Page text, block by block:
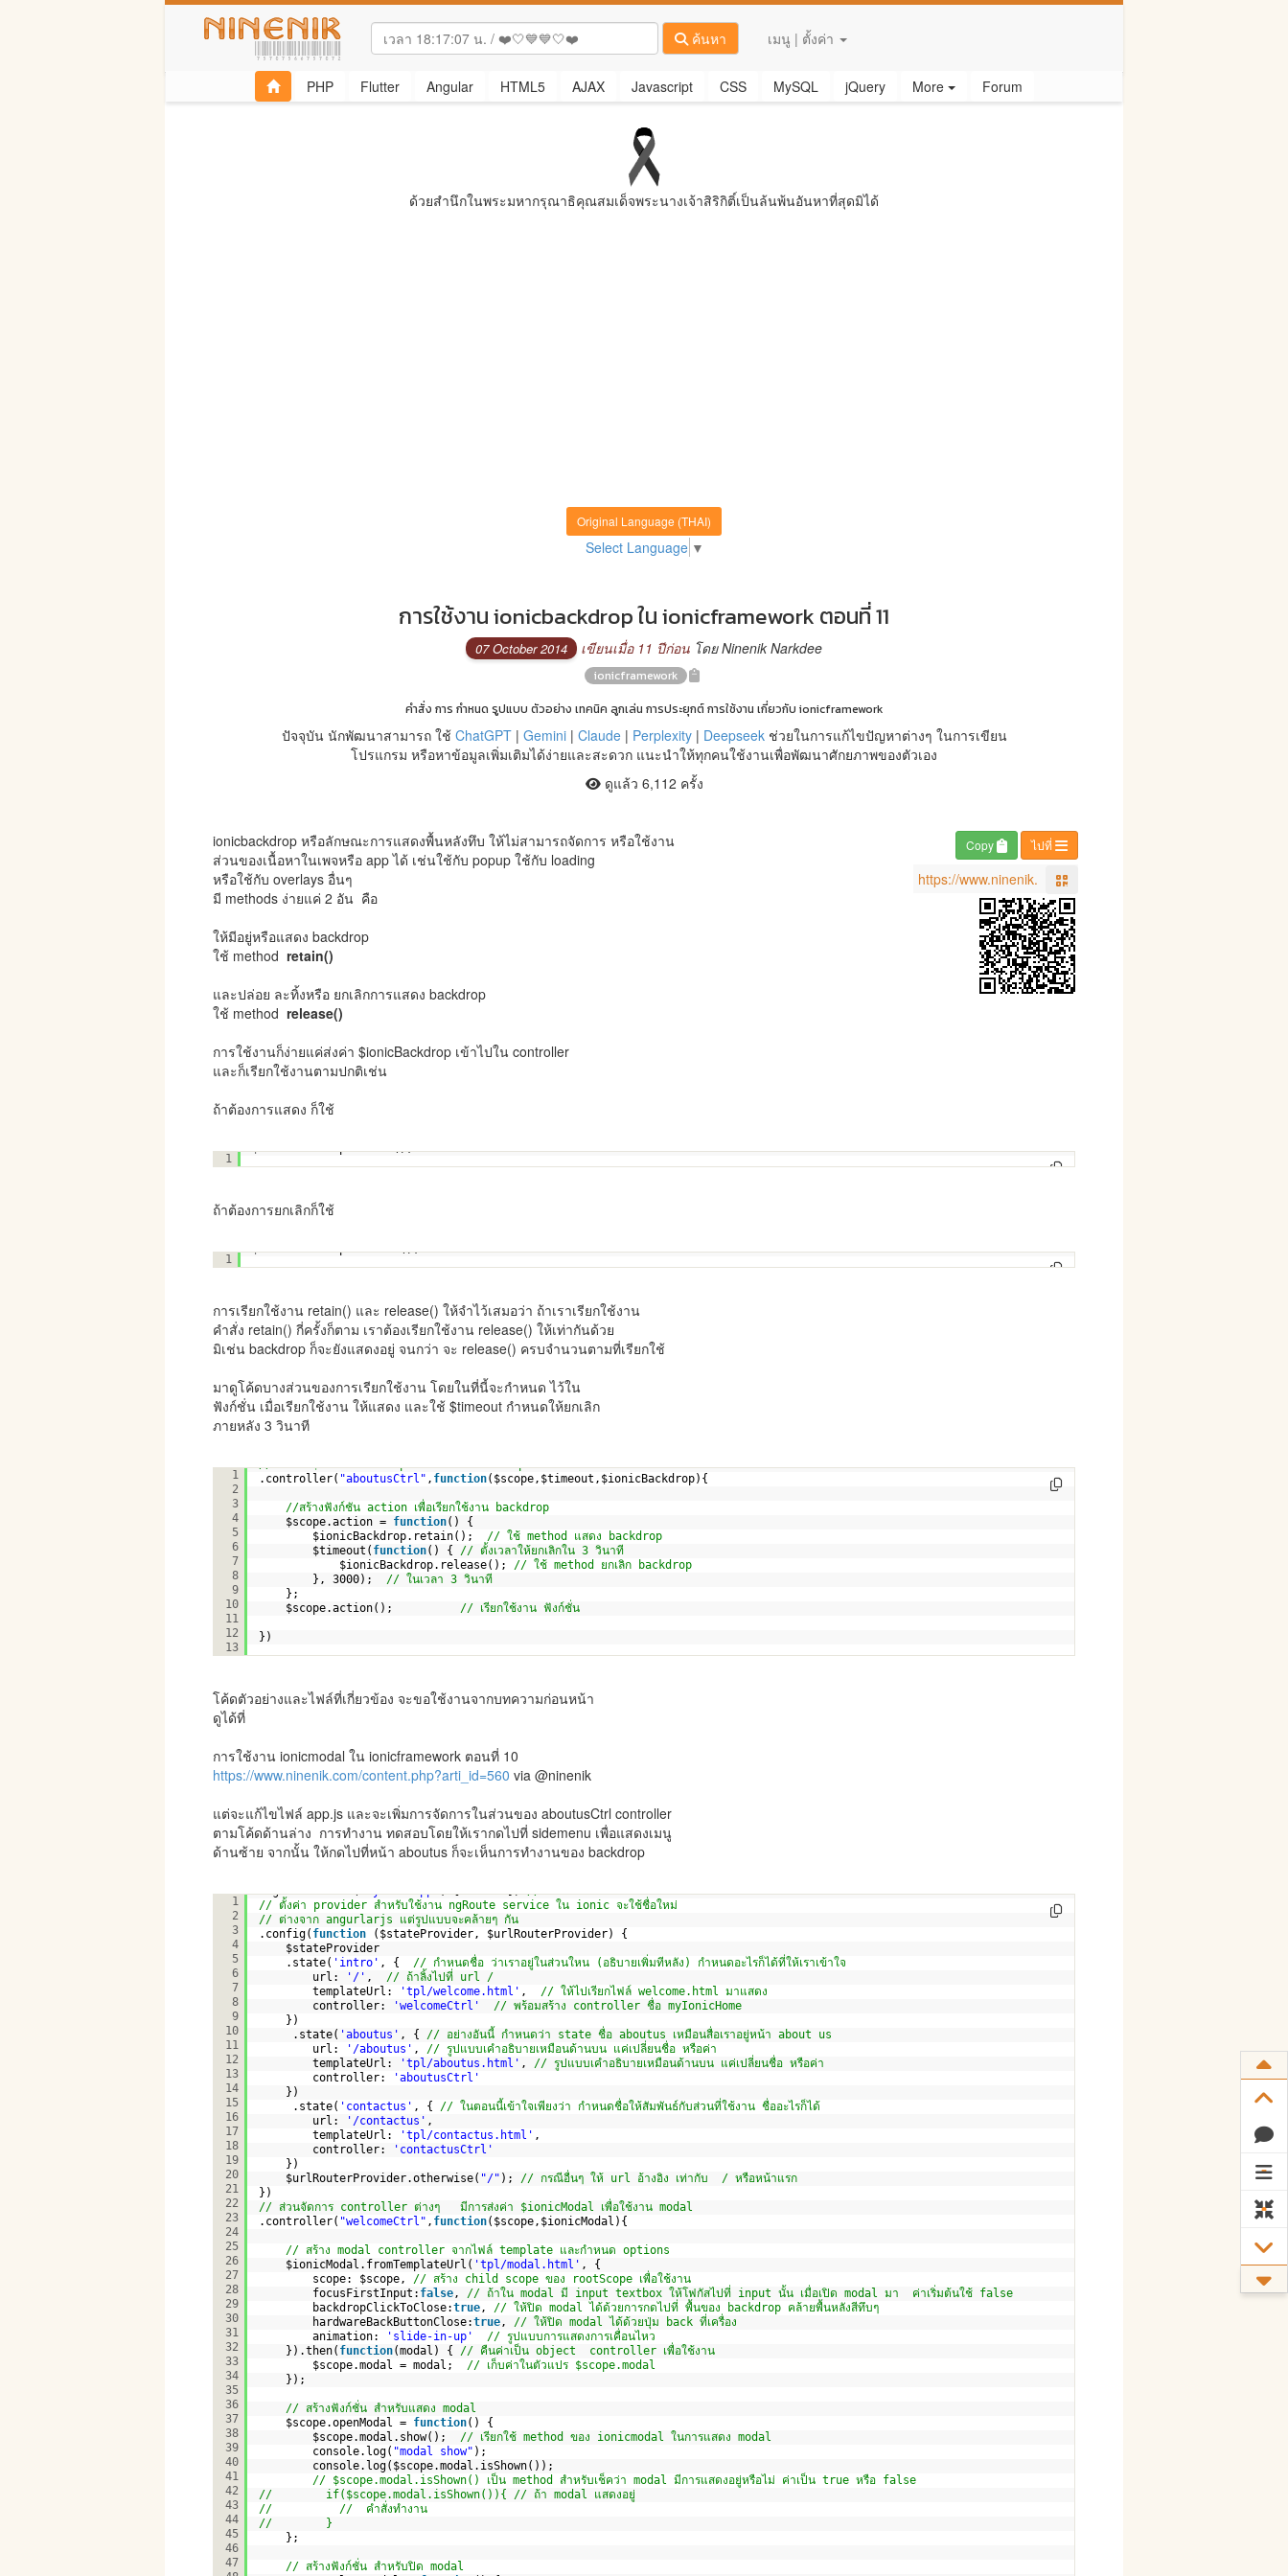
ค้นหา เมนู | ตั้งค่า
PHP Flutter Angular HTML5 AJAX Javascript CSS MySQL jQuery More Forum
ด้วยสํานึกในพระมหากรุณาธิคุณสมเด็จพระนางเจ้าสิริกิติ์เป็นล้นพ้นอันหาที่สุดมิได้
Original Language (THAI)
Select Language ▼
การใช้งาน ionicbackdrop ใน ionicframework ตอนที่ 11
07 October 2014 เขียนเมื่อ 11 ปีก่อน โดย Ninenik Narkdee
ionicframework
คำสั่ง การ กำหนด รูปแบบ ตัวอย่าง เทคนิค ลูกเล่น การประยุกต์ การใช้งาน เกี่ยวกับ ionicframework
ปัจจุบัน นักพัฒนาสามารถ ใช้ ChatGPT| Gemini| Claude| Perplexity| Deepseekช่วยในการแก้ไขปัญหาต่างๆ ในการเขียน
โปรแกรม หรือหาข้อมูลเพิ่มเติมได้ง่ายและสะดวก แนะนำให้ทุกคนใช้งานเพื่อพัฒนาศักยภาพของตัวเอง
ดูแล้ว 6,112 ครั้ง
ไปที่
Copy
ionicbackdrop หรือลักษณะการแสดงพื้นหลังทึบ ให้ไม่สามารถจัดการ หรือใช้งาน
ส่วนของเนื้อหาในเพจหรือ app ได้ เช่นใช้กับ popup ใช้กับ loading
หรือใช้กับ overlays อื่นๆ
มี methods ง่ายแค่ 2 อัน คือ
ให้มีอยู่หรือแสดง backdrop
ใช้ method retain()
และปล่อย ละทิ้งหรือ ยกเลิกการแสดง backdrop
ใช้ method release()
การใช้งานก็ง่ายแค่ส่งค่า $ionicBackdrop เข้าไปใน controller
และก็เรียกใช้งานตามปกติเช่น
ถ้าต้องการแสดง ก็ใช้
1
$ionicBackdrop.retain();
ถ้าต้องการยกเลิกก็ใช้
1
$ionicBackdrop.release();
การเรียกใช้งาน retain() และ release() ให้จำไว้เสมอว่า ถ้าเราเรียกใช้งาน
คำสั่ง retain() กี่ครั้งก็ตาม เราต้องเรียกใช้งาน release() ให้เท่ากันด้วย
มิเช่น backdrop ก็จะยังแสดงอยู่ จนกว่า จะ release() ครบจำนวนตามที่เรียกใช้
มาดูโค้ดบางส่วนของการเรียกใช้งาน โดยในที่นี้จะกำหนด ไว้ใน
ฟังก์ชั่น เมื่อเรียกใช้งาน ให้แสดง และใช้ $timeout กำหนดให้ยกเลิก
ภายหลัง 3 วินาที
1
2
3
4
5
6
7
8
9
10
11
12
13
// ส่งค่า $ionicBackdrop เพื่อใช้งาน backdrop
.controller( "aboutusCtrl" , function($scope,$timeout,$ionicBackdrop){
//สร้างฟังก์ชัน action เพื่อเรียกใช้งาน backdrop
$scope.action = function() {
$ionicBackdrop.retain(); // ใช้ method แสดง backdrop
$timeout( function() { // ตั้งเวลาให้ยกเลิกใน 3 วินาที
$ionicBackdrop.release(); // ใช้ method ยกเลิก backdrop
}, 3000); // ในเวลา 3 วินาที
};
$scope.action(); // เรียกใช้งาน ฟังก์ชั่น
})
โค้ดตัวอย่างและไฟล์ที่เกี่ยวข้อง จะขอใช้งานจากบทความก่อนหน้า
ดูได้ที่
การใช้งาน ionicmodal ใน ionicframework ตอนที่ 10
https://www.ninenik.com/content.php?arti_id=560 via @ninenik
แต่จะแก้ไขไฟล์ app.js และจะเพิ่มการจัดการในส่วนของ aboutusCtrl controller
ตามโค้ดด้านล่าง การทำงาน ทดสอบโดยให้เรากดไปที่ sidemenu เพื่อแสดงเมนู
ด้านซ้าย จากนั้น ให้กดไปที่หน้า aboutus ก็จะเห็นการทำงานของ backdrop
1
2
3
4
5
6
7
8
9
10
11
12
13
14
15
16
17
18
19
20
21
22
23
24
25
26
27
28
29
30
31
32
33
34
35
36
37
38
39
40
41
42
43
44
45
46
47
angular.module("myIonicApp", ["ionic"]) // สร้าง module และเรียกใช้งาน ionic
// ตั้งค่า provider สำหรับใช้งาน ngRoute service ใน ionic จะใช้ชื่อใหม่
// ต่างจาก angurlarjs แต่รูปแบบจะคล้ายๆ กัน
.config( function
($stateProvider, $urlRouterProvider) {
$stateProvider
.state( 'intro' , { // กำหนดชื่อ ว่าเราอยู่ในส่วนใหน (อธิบายเพิ่มทีหลัง) กำหนดอะไรก็ได้ที่ให้เราเข้าใจ
url:
'/' , // ถ้าลิ้งไปที่ url /
templateUrl:
'tpl/welcome.html' , // ให้ไปเรียกไฟล์ welcome.html มาแสดง
controller:
'welcomeCtrl'
// พร้อมสร้าง controller ชื่อ myIonicHome
})
.state( 'aboutus' , { // อย่างอันนี้ กำหนดว่า state ชื่อ aboutus เหมือนสื่อเราอยู่หน้า about us
url:
'/aboutus' , // รูปแบบเคำอธิบายเหมือนด้านบน แค่เปลี่ยนชื่อ หรือค่า
templateUrl:
'tpl/aboutus.html' , // รูปแบบเคำอธิบายเหมือนด้านบน แค่เปลี่ยนชื่อ หรือค่า
controller:
'aboutusCtrl'
})
.state( 'contactus' , { // ในตอนนี้เข้าใจเพียงว่า กำหนดชื่อให้สัมพันธ์กับส่วนที่ใช้งาน ชื่ออะไรก็ได้
url:
'/contactus' ,
templateUrl:
'tpl/contactus.html' ,
controller:
'contactusCtrl'
})
$urlRouterProvider.otherwise( "/" ); // กรณีอื่นๆ ให้ url อ้างอิง เท่ากับ  / หรือหน้าแรก
})
// ส่วนจัดการ controller ต่างๆ   มีการส่งค่า $ionicModal เพื่อใช้งาน modal
.controller( "welcomeCtrl" , function($scope,$ionicModal){
// สร้าง modal controller จากไฟล์ template และกำหนด options
$ionicModal.fromTemplateUrl( 'tpl/modal.html' , {
scope: $scope, // สร้าง child scope ของ rootScope เพื่อใช้งาน
focusFirstInput: false, // ถ้าใน modal มี input textbox ให้โฟกัสไปที่ input นั้น เมื่อเปิด modal มา  ค่าเริ่มต้นใช้ false
backdropClickToClose:true, // ให้ปิด modal ได้ด้วยการกดไปที่ พื้นของ backdrop คล้ายพื้นหลังสีทึบๆ
hardwareBackButtonClose:true, // ให้ปิด modal ได้ด้วยปุ่ม back ที่เครื่อง
animation:
'slide-in-up'
// รูปแบบการแสดงการเคื่อนไหว
}).then( function(modal) { // คืนค่าเป็น object  controller เพื่อใช้งาน
$scope.modal = modal; // เก็บค่าในตัวแปร $scope.modal
});
// สร้างฟังก์ชั่น สำหรับแสดง modal
$scope.openModal = function() {
$scope.modal.show(); // เรียกใช้ method ของ ionicmodal ในการแสดง modal
console.log( "modal show" );
console.log($scope.modal.isShown());
// $scope.modal.isShown() เป็น method สำหรับเช็คว่า modal มีการแสดงอยู่หรือไม่ ค่าเป็น true หรือ false
//        if($scope.modal.isShown()){ // ถ้า modal แสดงอยู่
//          //  คำสั่งทำงาน
//        }
};
// สร้างฟังก์ชั่น สำหรับปิด modal